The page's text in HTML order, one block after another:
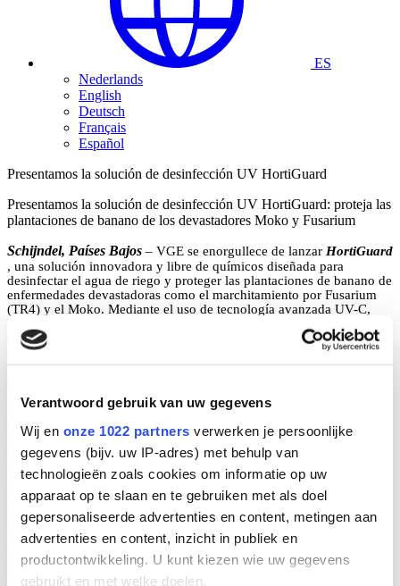
Verantwoord gebruik van uw gegevens
Wij en onze 1022 partners verwerken je persoonlijke
gegevens (bijv. uw IP-adres) met behulp van
technologieën zoals cookies om informatie op uw
apparaat op te slaan en te gebruiken met als doel
gepersonaliseerde advertenties en content, metingen aan
advertenties en content, inzicht in publiek en
productontwikkeling. U kunt kiezen wie uw gegevens
gebruikt en met welke doelen.
ES
Nederlands
English
Deutsch
Français
Español
Presentamos la solución de desinfección UV HortiGuard
Presentamos la solución de desinfección UV HortiGuard: proteja las
plantaciones de banano de los devastadores Moko y Fusarium
Schijndel, Países Bajos – VGE se enorgullece de lanzar HortiGuard
, una solución innovadora y libre de químicos diseñada para
desinfectar el agua de riego y proteger las plantaciones de banano de
enfermedades devastadoras como el marchitamiento por Fusarium
(TR4) y el Moko. Mediante el uso de tecnología avanzada UV-C,
HortiGuard elimina los patógenos dañinos del agua de riego,
evitando que se propaguen por los cultivos y las regiones. Esta
solución ha sido rigurosamente probada y validada por la reconocida
Universidad de Wageningen, lo que garantiza tanto la seguridad
VGE cuenta con más de 40 años de experiencia en el tratamiento del
agua y continúa ofreciendo soluciones diseñadas, fabricadas y
probadas en los Países Bajos. La serie HortiGuard ofrece protección
confiable y ecológica a los productores de banano de todo el mundo,
lo que ayuda a asegurar el futuro de sus cultivos.
Con docenas de instalaciones exitosas en América Latina y el
sudeste asiático, HortiGuard ya está teniendo un impacto
significativo en las plantaciones de banano, ofreciendo soporte local
y servicio experto para garantizar resultados a largo plazo.
¿Interesado? Contáctenos ahora: